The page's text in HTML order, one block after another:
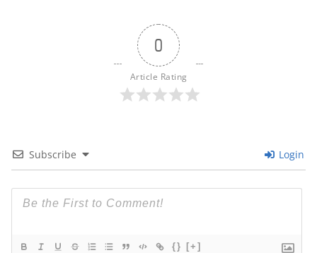
0
Article Rating
Subscribe Login
{} [+]